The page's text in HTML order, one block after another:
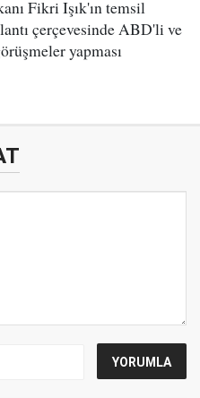
Fikri Işık'ın temsil
çerçevesinde ABD'li ve
yapması